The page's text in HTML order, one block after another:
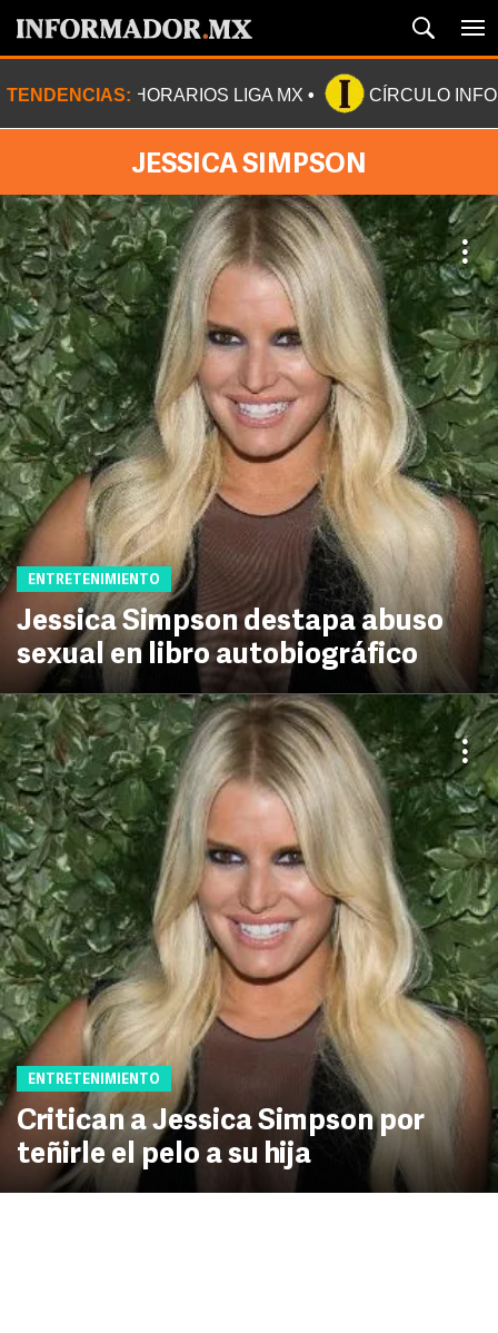
TENDENCIAS: HORARIOS LIGA MX CÍRCULO
JESSICA SIMPSON
ENTRETENIMIENTO
Jessica Simpson destapa abuso
sexual en libro autobiográfico
ENTRETENIMIENTO
Critican a Jessica Simpson por
teñirle el pelo a su hija